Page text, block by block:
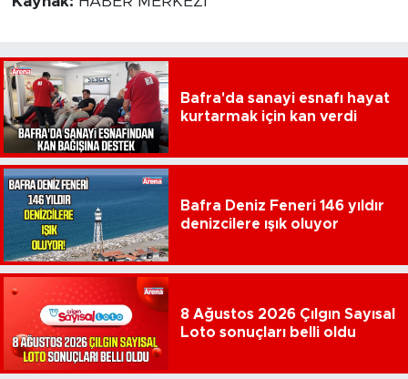
Bafra'da sanayi esnafı hayat
kurtarmak için kan verdi
Bafra Deniz Feneri 146 yıldır
denizcilere ışık oluyor
8 Ağustos 2026 Çılgın Sayısal
Loto sonuçları belli oldu